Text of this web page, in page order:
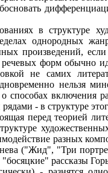
в структуре
однородных
произведений,
форм обычно
не самих
нельзя
о способах
- в структуре
перед теорией
разных
("Жид", "Три
рассказы